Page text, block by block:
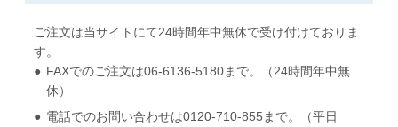
ご注文は当サイトにて24時間年中無休で受け付けておりま
す。
FAXでのご注文は06-6136-5180まで。（24時間年中無
休）
電話でのお問い合わせは0120-710-855まで。（平日